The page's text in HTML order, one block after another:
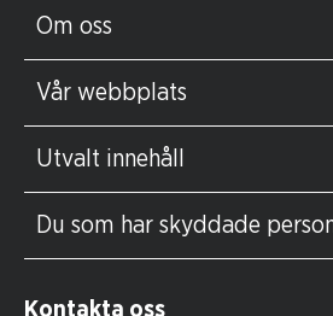
Om oss
Vår webbplats
Utvalt innehåll
Du som har skyddade
Kontakta oss